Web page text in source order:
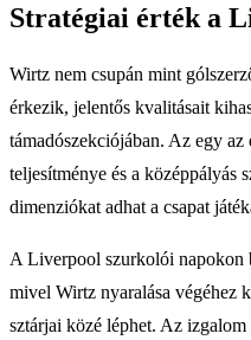
Stratégiai érték a
Wirtz nem csupán mint
érkezik, jelentős kvalitásait
támadószekciójában. Az egy
teljesítménye és a középpályás
dimenziókat adhat a csapat
A Liverpool szurkolói napokon
mivel Wirtz nyaralása végéhez
sztárjai közé léphet. Az